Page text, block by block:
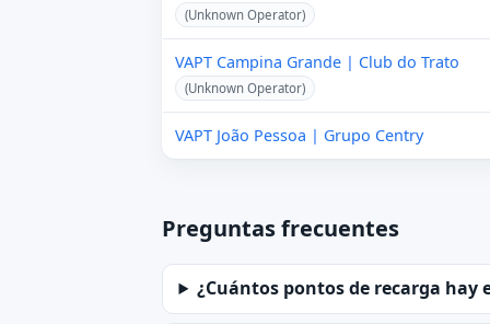
(Unknown Operator)
VAPT Campina Grande | Club do Trato
(Unknown Operator)
VAPT João Pessoa | Grupo Centry
Preguntas frecuentes
¿Cuántos pontos de recarga hay